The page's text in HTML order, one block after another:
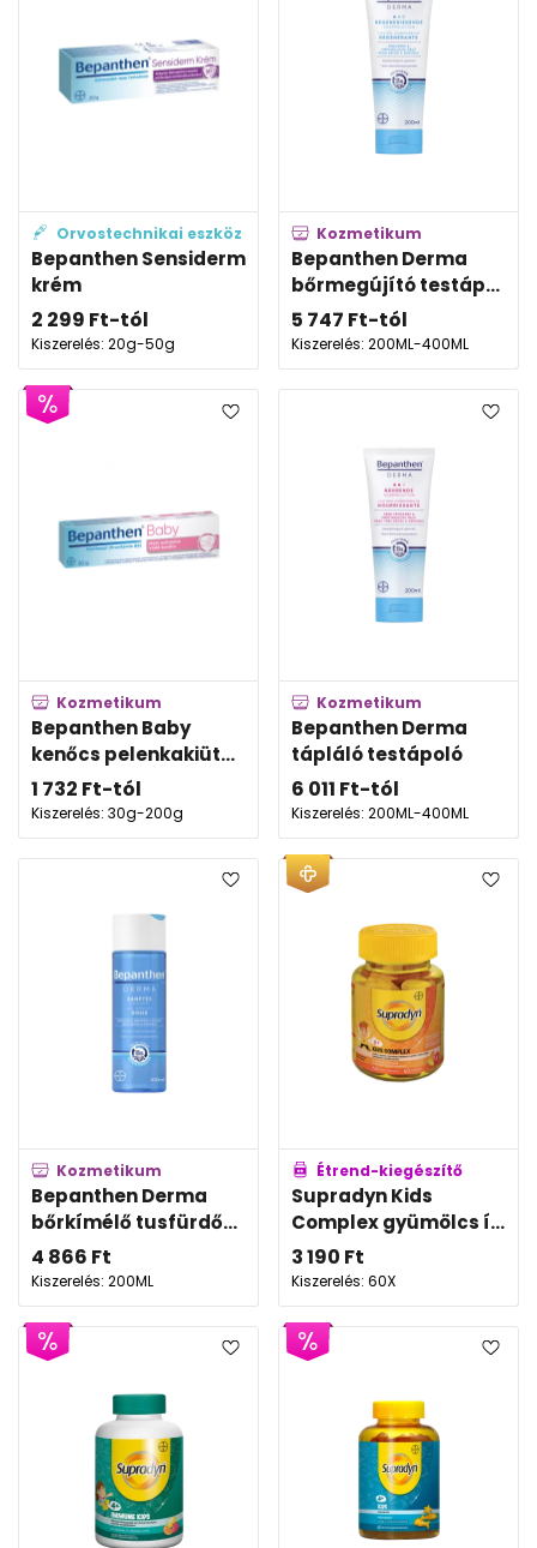
Orvostechnikai eszköz
Bepanthen Sensiderm
krém
2 299 Ft-tól
Kiszerelés: 20g-50g
Kozmetikum
Bepanthen Derma
bőrmegújító testáp...
5 747 Ft-tól
Kiszerelés: 200ML-400ML
Kozmetikum
Bepanthen Baby
kenőcs pelenkakiüt...
1 732 Ft-tól
Kiszerelés: 30g-200g
Kozmetikum
Bepanthen Derma
tápláló testápoló
6 011 Ft-tól
Kiszerelés: 200ML-400ML
Kozmetikum
Bepanthen Derma
bőrkímélő tusfürdő...
4 866 Ft
Kiszerelés: 200ML
Étrend-kiegészítő
Supradyn Kids
Complex gyümölcs í...
3 190 Ft
Kiszerelés: 60X